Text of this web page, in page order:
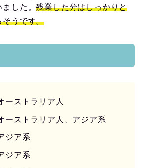
ました。残業した分はしっかりと
そうです。
ストラリア人
ストラリア人、アジア系
ジア系
ア系